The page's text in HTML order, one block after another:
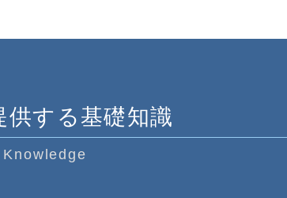
供する基礎知識